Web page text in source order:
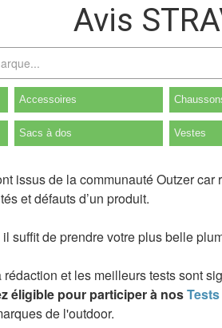
Avis
Accessoires
Sacs à dos Vestes
issus de la communauté Outzer
et défauts d’un produit.
suffit de prendre votre plus belle
et les meilleurs tests sont
éligible pour participer à nos
de l'outdoor.